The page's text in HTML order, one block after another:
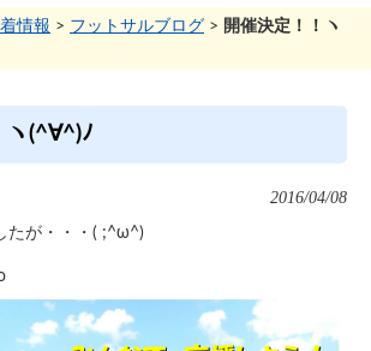
情報 > フットサルブログ > 開催決定！！ヽ
ヽ(^∀^)ﾉ
2016/04/08
たが・・・( ;^ω^)